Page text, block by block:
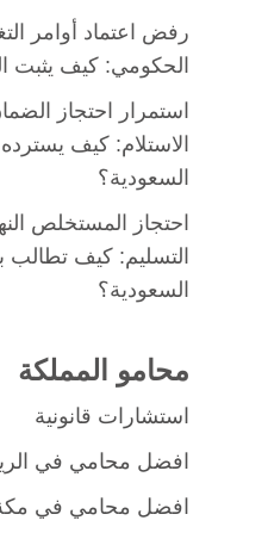
رفض اعتماد أوامر
الحكومي: كيف يثبت
استمرار احتجاز
الاستلام: كيف
السعودية؟
احتجاز المستخلص
التسليم: كيف
السعودية؟
محامو المملكة
استشارات قانونية
افضل محامي في
افضل محامي في